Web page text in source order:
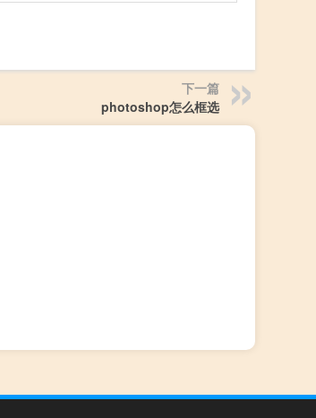
下一篇
photoshop怎么框选